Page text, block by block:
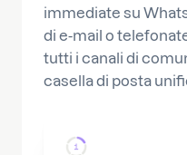
immediate su
di e-mail o
tutti i canali di
casella di posta